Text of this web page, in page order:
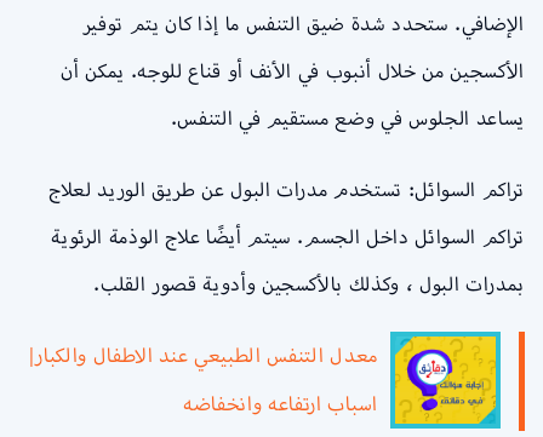
الإضافي. ستحدد شدة ضيق التنفس ما إذا كان يتم توفير
الأكسجين من خلال أنبوب في الأنف أو قناع للوجه. يمكن أن
يساعد الجلوس في وضع مستقيم في التنفس.
تراكم السوائل: تستخدم مدرات البول عن طريق الوريد لعلاج
تراكم السوائل داخل الجسم. سيتم أيضًا علاج الوذمة الرئوية
بمدرات البول ، وكذلك بالأكسجين وأدوية قصور القلب.
معدل التنفس الطبيعي عند الاطفال والكبار|
اسباب ارتفاعه وانخفاضه